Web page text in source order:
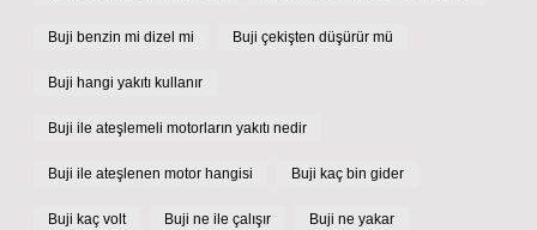
Buji benzin mi dizel mi Buji çekişten düşürür mü
Buji hangi yakıtı kullanır
Buji ile ateşlemeli motorların yakıtı nedir
Buji ile ateşlenen motor hangisi Buji kaç bin gider
Buji kaç volt Buji ne ile çalışır Buji ne yakar